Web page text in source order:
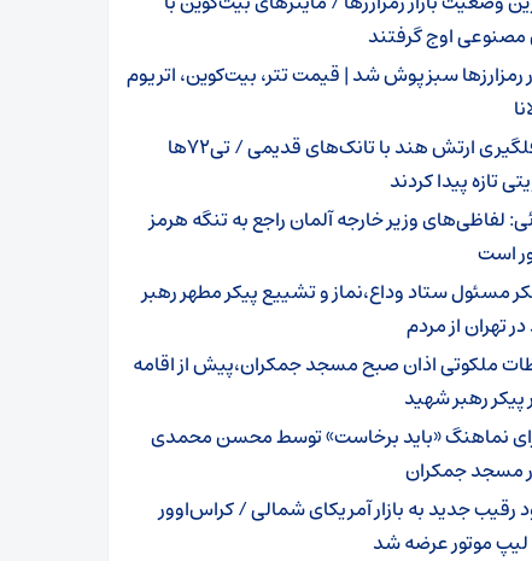
اوج گرفتند
رمزارزها سبزپوش شد | قیمت تتر، بیت‌کوین، اتریوم
غافلگیری ارتش هند با تانک‌های قدیمی / تی‌۷۲ها
تازه پیدا کردند
لفاظی‌های وزیر خارجه آلمان راجع به تنگه هرمز
است
مسئول ستاد وداع،نماز و تشییع پیکر مطهر رهبر
تهران از مردم
ملکوتی اذان صبح مسجد جمکران،پیش از اقامه
پیکر رهبر شهید
نماهنگ «باید برخاست» توسط محسن محمدی
مسجد جمکران
رقیب جدید به بازار آمریکای شمالی / کراس‌اوور
موتور عرضه شد